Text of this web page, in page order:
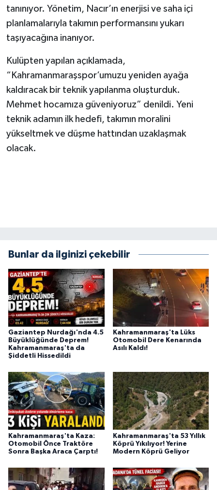
tanınıyor. Yönetim, Nacır’ın enerjisi ve saha içi
planlamalarıyla takımın performansını yukarı
taşıyacağına inanıyor.
Kulüpten yapılan açıklamada,
“Kahramanmaraşspor’umuzu yeniden ayağa
kaldıracak bir teknik yapılanma oluşturduk.
Mehmet hocamıza güveniyoruz” denildi. Yeni
teknik adamın ilk hedefi, takımın moralini
yükseltmek ve düşme hattından uzaklaşmak
olacak.
Bunlar da ilginizi çekebilir
Gaziantep Nurdağı'nda 4.5
Büyüklüğünde Deprem!
Kahramanmaraş'ta da
Şiddetli Hissedildi
Kahramanmaraş'ta Lüks
Otomobil Dere Kenarında
Asılı Kaldı!
Kahramanmaraş'ta Kaza:
Otomobil Önce Traktöre
Sonra Başka Araca Çarptı!
Kahramanmaraş'ta 53 Yıllık
Köprü Yıkılıyor! Yerine
Modern Köprü Geliyor
Yemek
SİVİL TOPLUM
SEÇİM 2014
KİM KİMDİR
ÇEK GÖNDER
KİTAP
Politika
YEREL
BÖLGEDEN
ASAYİŞ
SEÇİM 2015
ÇEVRE
YARIŞMALAR